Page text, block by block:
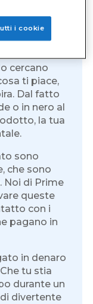
pagati in
cercano
ti piace,
Dal fatto
o in nero al
la tua
sono
che sono
Noi di Prime
queste
con i
pagano in
in denaro
tu stia
durante un
divertente
i cookie